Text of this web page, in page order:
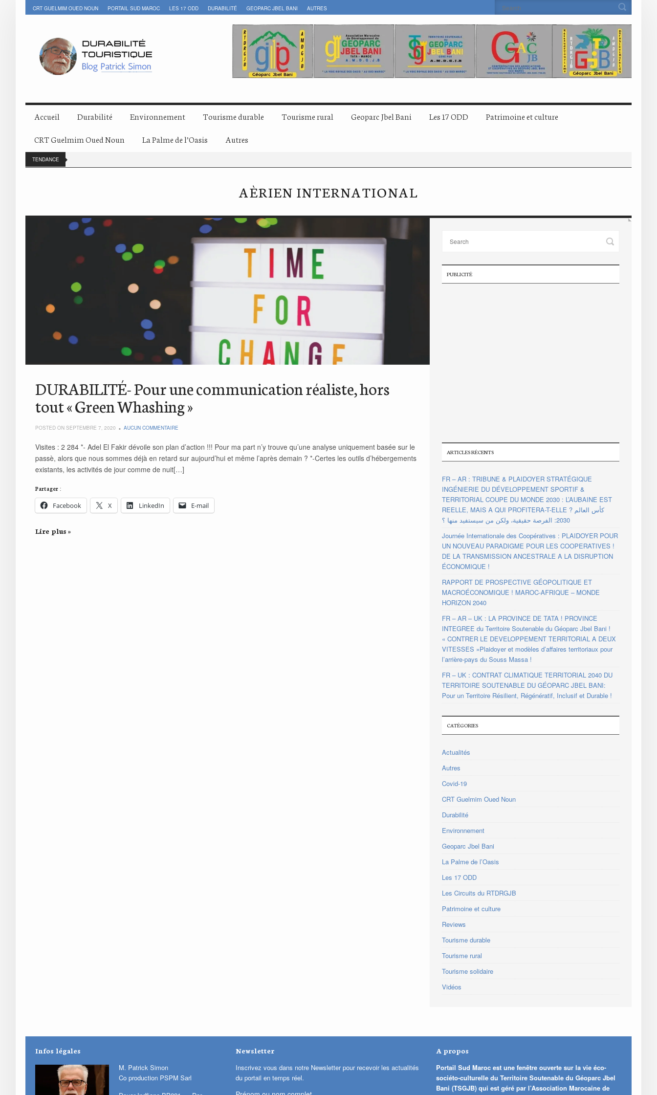
CRT GUELMIM OUED NOUN PORTAIL SUD MAROC LES 17 ODD DURABILITÉ GEOPARC JBEL BANI AUTRES
Accueil Durabilité Environnement Tourisme durable Tourisme rural Geoparc Jbel Bani Les 17 ODD Patrimoine et culture
CRT Guelmim Oued Noun La Palme de l’Oasis Autres
TENDANCE
AÈRIEN INTERNATIONAL
DURABILITÉ- Pour une communication réaliste, hors
tout « Green Whashing »
POSTED ON SEPTEMBRE 7, 2020 AUCUN COMMENTAIRE
Visites : 2 284 *- Adel El Fakir dévoile son plan d’action !!! Pour ma part n’y trouve qu’une analyse uniquement basée sur le
passè, alors que nous sommes déjà en retard sur aujourd’hui et même l’après demain ? *-Certes les outils d’hébergements
existants, les activités de jour comme de nuit[…]
Partager :
Facebook X LinkedIn E-mail
Lire plus »
PUBLICITÉ
ARTICLES RÉCENTS
FR – AR : TRIBUNE & PLAIDOYER STRATÉGIQUE
INGÉNIERIE DU DÉVELOPPEMENT SPORTIF &
TERRITORIAL COUPE DU MONDE 2030 : L’AUBAINE EST
REELLE, MAIS A QUI PROFITERA-T-ELLE ? كأس العالم
2030: الفرصة حقيقية، ولكن من سيستفيد منها ؟
Journée Internationale des Coopératives : PLAIDOYER POUR
UN NOUVEAU PARADIGME POUR LES COOPERATIVES !
DE LA TRANSMISSION ANCESTRALE A LA DISRUPTION
ÉCONOMIQUE !
RAPPORT DE PROSPECTIVE GÉOPOLITIQUE ET
MACROÉCONOMIQUE ! MAROC-AFRIQUE – MONDE
HORIZON 2040
FR – AR – UK : LA PROVINCE DE TATA ! PROVINCE
INTEGREE du Territoire Soutenable du Géoparc Jbel Bani !
« CONTRER LE DEVELOPPEMENT TERRITORIAL A DEUX
VITESSES »Plaidoyer et modèles d’affaires territoriaux pour
l’arrière-pays du Souss Massa !
FR – UK : CONTRAT CLIMATIQUE TERRITORIAL 2040 DU
TERRITOIRE SOUTENABLE DU GÉOPARC JBEL BANI:
Pour un Territoire Résilient, Régénératif, Inclusif et Durable !
CATÉGORIES
Actualités
Autres
Covid-19
CRT Guelmim Oued Noun
Durabilité
Environnement
Geoparc Jbel Bani
La Palme de l’Oasis
Les 17 ODD
Les Circuits du RTDRGJB
Patrimoine et culture
Reviews
Tourisme durable
Tourisme rural
Tourisme solidaire
Vidéos
Infos légales
M. Patrick Simon
Co production PSPM Sarl
Newsletter
Inscrivez vous dans notre Newsletter pour recevoir les actualités
du portail en temps réel.
A propos
Portail Sud Maroc est une fenêtre ouverte sur la vie éco-
sociéto-culturelle du Territoire Soutenable du Géoparc Jbel
Bani (TSGJB) qui est géré par l’Association Marocaine de